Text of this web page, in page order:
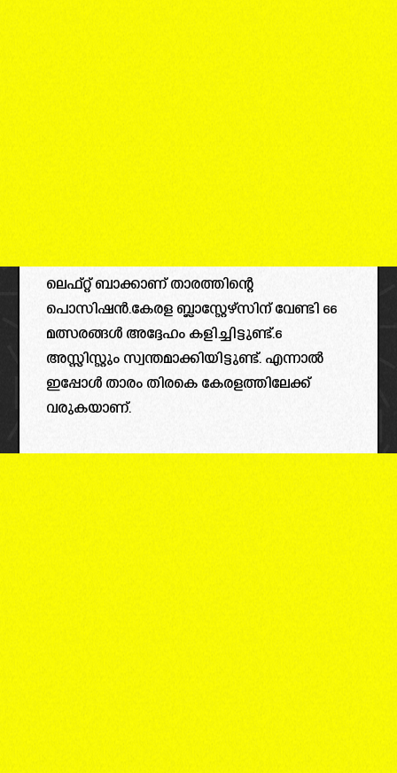
ലെഫ്റ്റ് ബാക്കാണ് താരത്തിന്റെ
പൊസിഷൻ.കേരള ബ്ലാസ്റ്റേഴ്‌സിന് വേണ്ടി 66
മത്സരങ്ങൾ അദ്ദേഹം കളിച്ചിട്ടുണ്ട്.6
അസ്സിസ്റ്റും സ്വന്തമാക്കിയിട്ടുണ്ട്. എന്നാൽ
ഇപ്പോൾ താരം തിരകെ കേരളത്തിലേക്ക്
വരുകയാണ്.